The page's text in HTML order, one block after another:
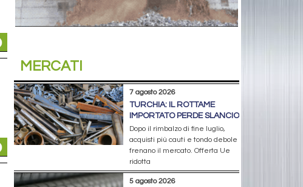
MERCATI
7 agosto 2026
TURCHIA: IL ROTTAME
IMPORTATO PERDE SLANCIO
Dopo il rimbalzo di fine luglio,
acquisti più cauti e tondo debole
frenano il mercato. Offerta Ue
ridotta
5 agosto 2026